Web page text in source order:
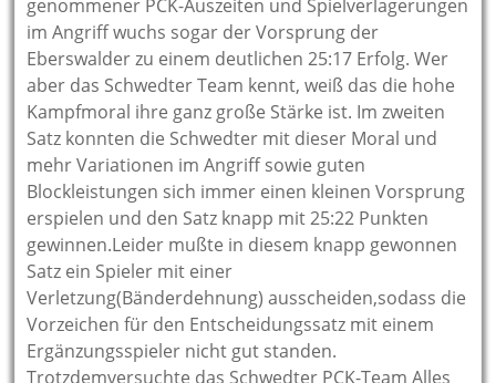
genommener PCK-Auszeiten und Spielverlagerungen
im Angriff wuchs sogar der Vorsprung der
Eberswalder zu einem deutlichen 25:17 Erfolg. Wer
aber das Schwedter Team kennt, weiß das die hohe
Kampfmoral ihre ganz große Stärke ist. Im zweiten
Satz konnten die Schwedter mit dieser Moral und
mehr Variationen im Angriff sowie guten
Blockleistungen sich immer einen kleinen Vorsprung
erspielen und den Satz knapp mit 25:22 Punkten
gewinnen.Leider mußte in diesem knapp gewonnen
Satz ein Spieler mit einer
Verletzung(Bänderdehnung) ausscheiden,sodass die
Vorzeichen für den Entscheidungssatz mit einem
Ergänzungsspieler nicht gut standen.
Trotzdemversuchte das Schwedter PCK-Team Alles